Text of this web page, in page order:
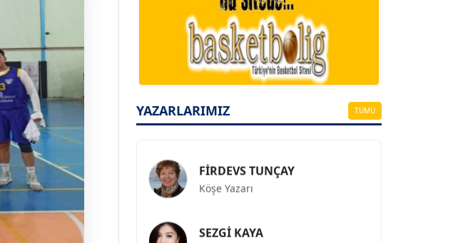
YAZARLARIMIZ TÜMÜ
A. BAHRİ VRESKALA
Köşe Yazarı
Köşe Yazarı
Köşe Yazarı
Köşe Yazarı